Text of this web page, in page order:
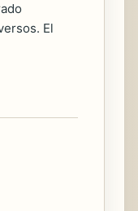
El